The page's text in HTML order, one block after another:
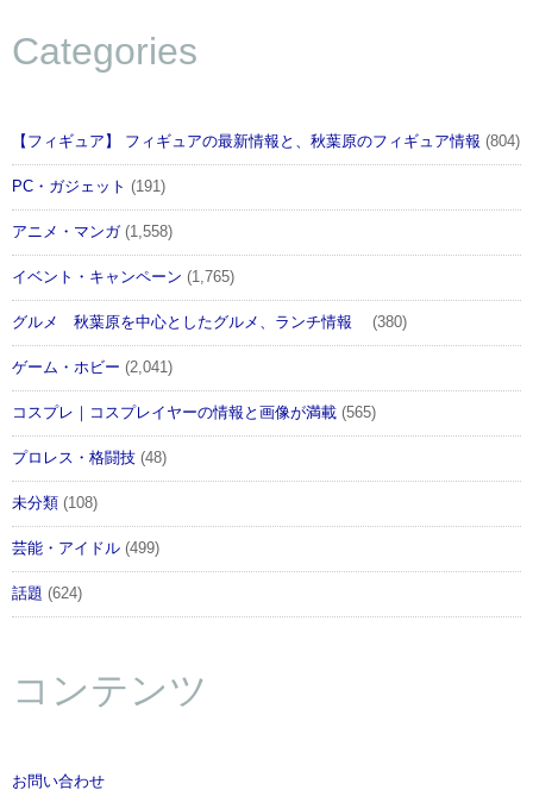
Categories
【フィギュア】 フィギュアの最新情報と、秋葉原のフィギュア情報 (804)
PC・ガジェット (191)
アニメ・マンガ(1,558)
イベント・キャンペーン (1,765)
グルメ 秋葉原を中心としたグルメ、ランチ情報 (380)
ゲーム・ホビー (2,041)
コスプレ｜コスプレイヤーの情報と画像が満載 (565)
プロレス・格闘技 (48)
未分類 (108)
芸能・アイドル (499)
話題 (624)
コンテンツ
お問い合わせ